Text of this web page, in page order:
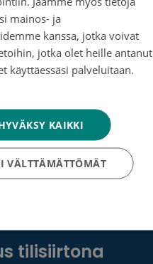
MobilePaylla
euroa: Soita
Lahjoitus veloitetaan
tekstaaTUEN
veloitetaan
tilisiirtona
mainos- ja
kanssa, jotka voivat
jotka olet heille
käyttäessäsi palveluitaan.
KAIKKI
VÄLTTÄMÄTTÖMÄT